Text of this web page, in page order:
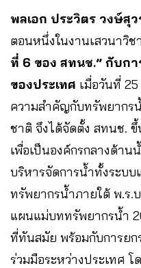
พลเอก ประวิตร วงษ์สุ
ตอนหนึ่งในงานเสวนาวิช
ที่ 6 ของ สทนช.” กับก
ของประเทศ เมื่อวันที่
ความสำคัญกับทรัพยากร
ชาติ จึงได้จัดตั้ง สทนช.
เพื่อเป็นองค์กรกลางด้าน
บริหารจัดการน้ำทั้งระบบ
ทรัพยากรน้ำภายใต้ พ.ร.
แผนแม่บททรัพยากรน้ำ
ที่ทันสมัย พร้อมกับการยก
ร่วมมือระหว่างประเทศ